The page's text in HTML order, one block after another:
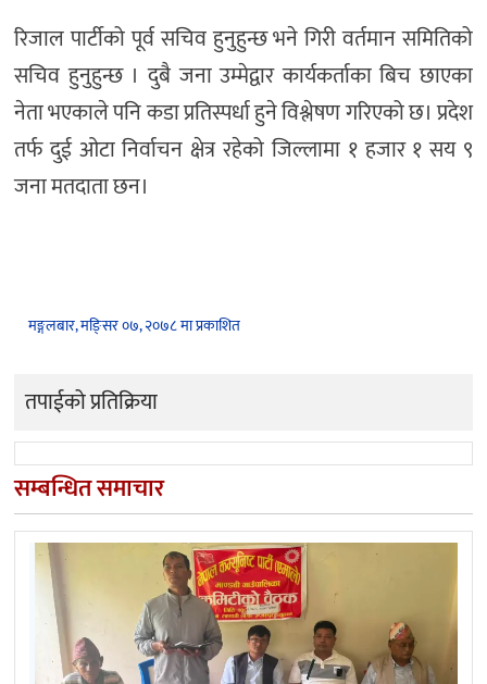
रिजाल पार्टीको पूर्व सचिव हुनुहुन्छ भने गिरी वर्तमान समितिको
सचिव हुनुहुन्छ । दुबै जना उम्मेद्वार कार्यकर्ताका बिच छाएका
नेता भएकाले पनि कडा प्रतिस्पर्धा हुने विश्लेषण गरिएको छ। प्रदेश
तर्फ दुई ओटा निर्वाचन क्षेत्र रहेको जिल्लामा १ हजार १ सय ९
जना मतदाता छन।
मङ्गलबार, मङि्सर ०७, २०७८ मा प्रकाशित
तपाईको प्रतिक्रिया
सम्बन्धित समाचार